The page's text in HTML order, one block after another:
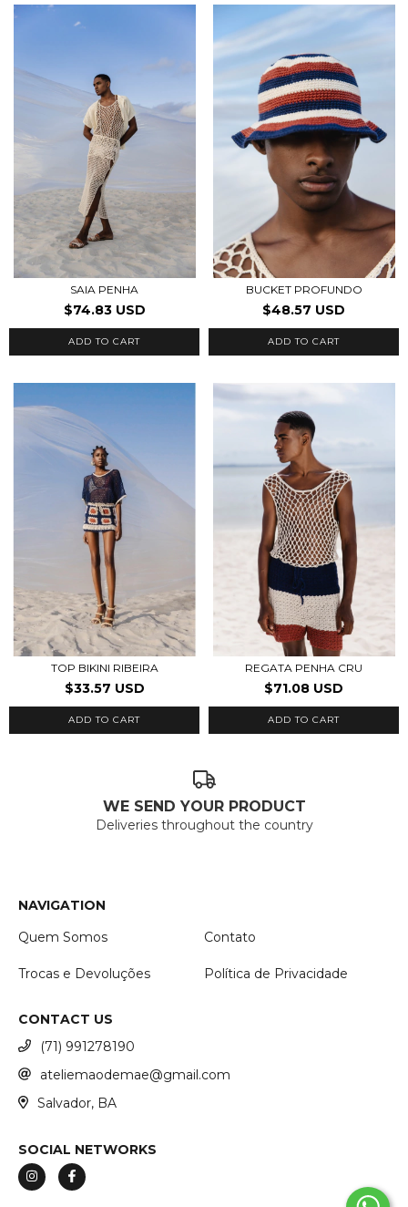
SAIA PENHA
$74.83 USD
ADD TO CART
BUCKET PROFUNDO
$48.57 USD
ADD TO CART
TOP BIKINI RIBEIRA
$33.57 USD
ADD TO CART
REGATA PENHA CRU
$71.08 USD
ADD TO CART
WE SEND YOUR PRODUCT
Deliveries throughout the country
NAVIGATION
Quem Somos
Contato
Trocas e Devoluções Política de Privacidade
CONTACT US
(71) 991278190
ateliemaodemae@gmail.com
Salvador, BA
SOCIAL NETWORKS